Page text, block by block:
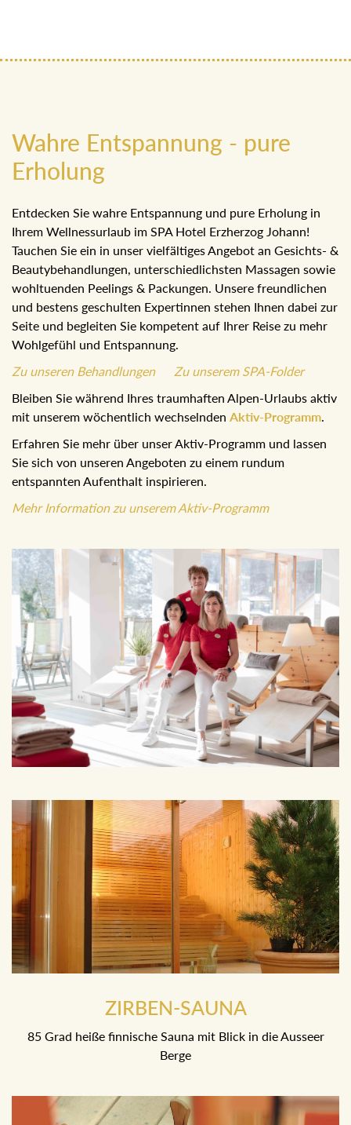
Wahre Entspannung - pure
Erholung
Entdecken Sie wahre Entspannung und pure Erholung in
Ihrem Wellnessurlaub im SPA Hotel Erzherzog Johann!
Tauchen Sie ein in unser vielfältiges Angebot an Gesichts-
& Beautybehandlungen, unterschiedlichsten Massagen
sowie wohltuenden Peelings & Packungen. Unsere
freundlichen und bestens geschulten Expertinnen stehen
Ihnen dabei zur Seite und begleiten Sie kompetent auf
Ihrer Reise zu mehr Wohlgefühl und Entspannung.
Zu unseren BehandlungenZu unserem SPA-Folder
Bleiben Sie während Ihres traumhaften Alpen-Urlaubs
aktiv mit unserem wöchentlich wechselndenAktiv-
Programm
Erfahren Sie mehr über unser Aktiv-Programm und lassen
Sie sich von unseren Angeboten zu einem rundum
entspannten Aufenthalt inspirieren.
ZIRBEN-SAUNA
85 Grad heiße finnische Sauna mit Blick in die Ausseer